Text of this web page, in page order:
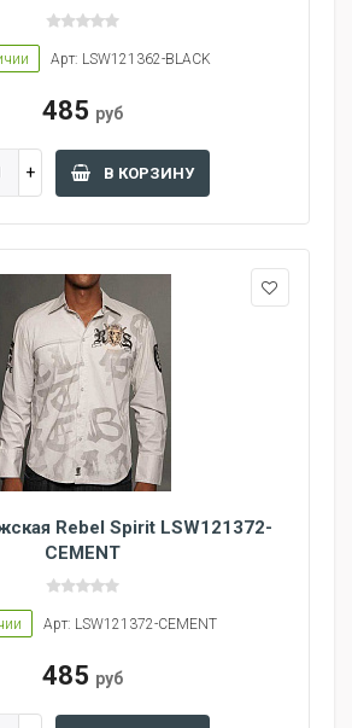
Арт: LSW121362-BLACK
485 руб
В КОРЗИНУ
Rebel Spirit LSW121372-
CEMENT
Арт: LSW121372-CEMENT
485 руб